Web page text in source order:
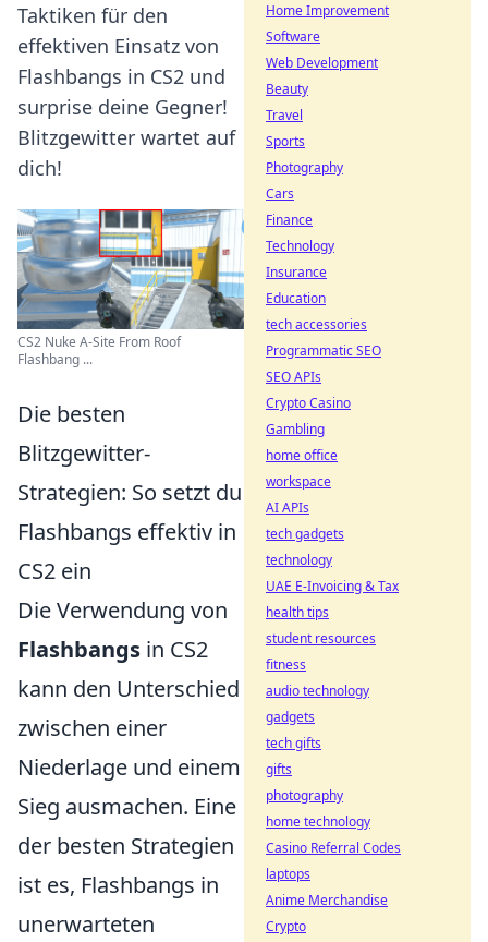
Taktiken für den
effektiven Einsatz von
Flashbangs in CS2 und
surprise deine Gegner!
Blitzgewitter wartet auf
dich!
CS2 Nuke A-Site From Roof
Flashbang ...
Die besten
Blitzgewitter-
Strategien: So setzt du
Flashbangs effektiv in
CS2 ein
Die Verwendung von
Flashbangs in CS2
kann den Unterschied
zwischen einer
Niederlage und einem
Sieg ausmachen. Eine
der besten Strategien
ist es, Flashbangs in
unerwarteten
Home Improvement
Software
Web Development
Beauty
Travel
Sports
Photography
Cars
Finance
Technology
Insurance
Education
tech accessories
Programmatic SEO
SEO APIs
Crypto Casino
Gambling
home office
workspace
AI APIs
tech gadgets
technology
UAE E-Invoicing & Tax
health tips
student resources
fitness
audio technology
gadgets
tech gifts
gifts
photography
home technology
Casino Referral Codes
laptops
Anime Merchandise
Crypto